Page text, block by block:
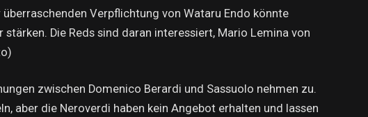
überraschenden Verpflichtung von Wataru Endo könnte
Die Reds sind daran interessiert, Mario Lemina von
zwischen Domenico Berardi und Sassuolo nehmen zu.
aber die Neroverdi haben kein Angebot erhalten und lassen